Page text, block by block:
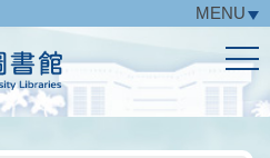
MENU